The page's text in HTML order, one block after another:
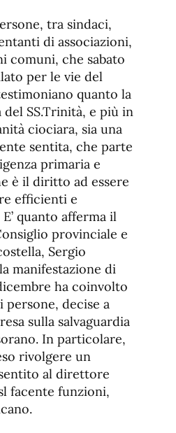
fuente
de
fuente.
tra sindaci,
di associazioni,
comuni, che sabato
per le vie del
quanto la
del SS.Trinità, e più in
ciociara, sia una
sentita, che parte
primaria e
è il diritto ad essere
efficienti e
E’ quanto afferma il
provinciale e
Sergio
manifestazione di
ha coinvolto
persone, decise a
sulla salvaguardia
In particolare,
rivolgere un
al direttore
facente funzioni,